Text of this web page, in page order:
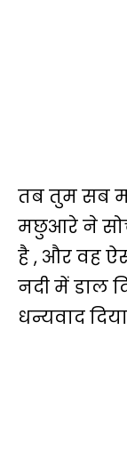
तब तुम सब
मछुआरे ने
है , और वह
नदी में डाल
धन्यवाद